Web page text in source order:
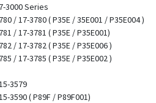
3000 Series
/ 17-3780 ( P35E / 35E001 / P35E004 )
/ 17-3781 ( P35E / P35E001)
/ 17-3782 ( P35E / P35E006 )
/ 17-3785 ( P35E / P35E002 )
3579
3590 ( P89F / P89F001)